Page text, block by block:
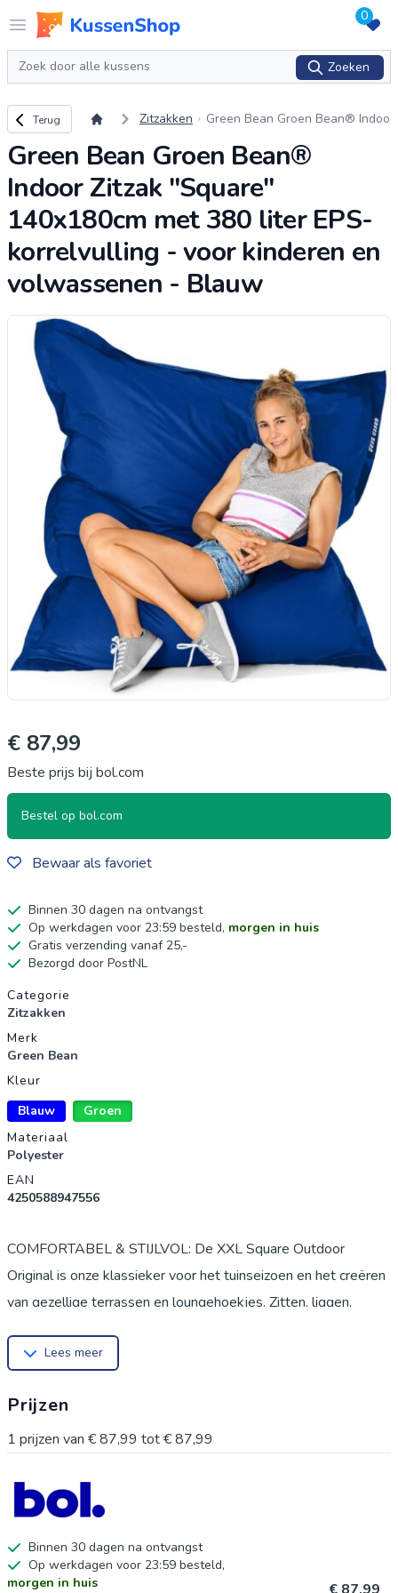
Open menu
Logo www.kussenshop.nl 0
Zoeken
Zoeken
Terug naar overzicht
Terug Zitzakken
Green Bean Groen Bean® Indoo
t 380 liter EPS-korrelvulling - vo
Green Bean Groen Bean®
Indoor Zitzak "Square"
140x180cm met 380 liter EPS-
korrelvulling - voor kinderen en
volwassenen - Blauw
€ 87,99
Beste prijs bij bol.com
Bestel op bol.com
Bewaar als favoriet
Binnen 30 dagen na ontvangst
Op werkdagen voor 23:59 besteld, morgen in huis
Gratis verzending vanaf 25,-
Bezorgd door PostNL
Productgegevens
Categorie
Zitzakken
Merk
Green Bean
Kleur
Blauw
Groen
Materiaal
Polyester
EAN
4250588947556
COMFORTABEL & STIJLVOL: De XXL Square Outdoor
Original is onze klassieker voor het tuinseizoen en het creëren
van gezellige terrassen en loungehoekjes. Zitten, liggen,
zitzak kan alles, past zich aan elke lichaamsvorm aan en is
UNIVERSEEL GEBRUIK: Dankzij de duurzame hoes (50%
PVC en 50% polyester) is de zitzak zeer aangenaam op de
Dankzij de hoogwaardige afwerking met scheurvaste naden is
het zitkussen vrijwel onverwoestbaar. Ideaal voor gebruik
binnenshuis: Of het nu in de woonkamer, kinderkamer of
slaapkamer is - de Square Original is flexibel te gebruiken.
Lees meer
Prijzen
1 prijzen van € 87,99 tot€ 87,99
Binnen 30 dagen na ontvangst
Op werkdagen voor 23:59 besteld,
morgen in huis